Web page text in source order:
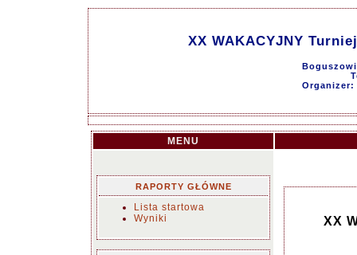
XX WAKACYJNY
Organizer:
MENU
RAPORTY GŁÓWNE
Lista startowa
Wyniki
XX